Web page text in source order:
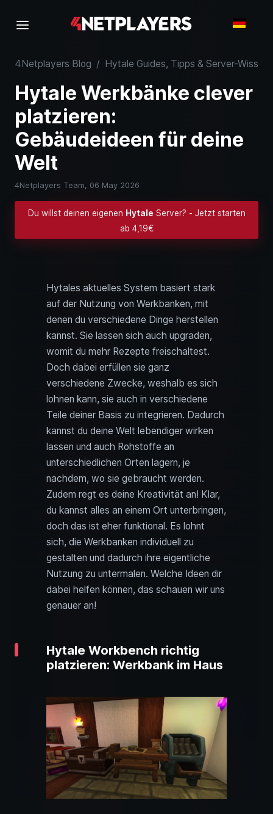
4Netplayers Blog / Hytale Guides, Tipps & Server-Wissen
Hytale Werkbänke clever
platzieren:
Gebäudeideen für deine
Welt
4Netplayers Team, 06 May 2026
Du willst deinen eigenen Hytale Server? - Jetzt starten
ab 4,19€
Hytales aktuelles System basiert stark
auf der Nutzung von Werkbanken, mit
denen du verschiedene Dinge herstellen
kannst. Sie lassen sich auch upgraden,
womit du mehr Rezepte freischaltest.
Doch dabei erfüllen sie ganz
verschiedene Zwecke, weshalb es sich
lohnen kann, sie auch in verschiedene
Teile deiner Basis zu integrieren. Dadurch
kannst du deine Welt lebendiger wirken
lassen und auch Rohstoffe an
unterschiedlichen Orten lagern, je
nachdem, wo sie gebraucht werden.
Zudem regt es deine Kreativität an! Klar,
du kannst alles an einem Ort unterbringen,
doch das ist eher funktional. Es lohnt
sich, die Werkbanken individuell zu
gestalten und dadurch ihre eigentliche
Nutzung zu untermalen. Welche Ideen dir
dabei helfen können, das schauen wir uns
genauer an!
Hytale Workbench richtig
platzieren: Werkbank im Haus